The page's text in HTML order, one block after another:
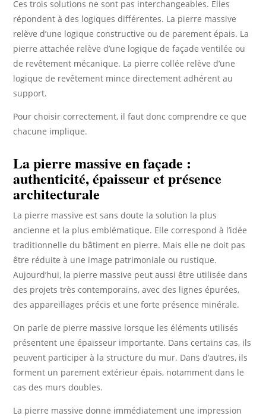
Ces trois solutions ne sont pas interchangeables. Elles
répondent à des logiques différentes. La pierre massive
relève d’une logique constructive ou de parement épais. La
pierre attachée relève d’une logique de façade ventilée ou
de revêtement mécanique. La pierre collée relève d’une
logique de revêtement mince directement adhérent au
support.
Pour choisir correctement, il faut donc comprendre ce que
chacune implique.
La pierre massive en façade :
authenticité, épaisseur et présence
architecturale
La pierre massive est sans doute la solution la plus
ancienne et la plus emblématique. Elle correspond à l’idée
traditionnelle du bâtiment en pierre. Mais elle ne doit pas
être réduite à une image patrimoniale ou rustique.
Aujourd’hui, la pierre massive peut aussi être utilisée dans
des projets très contemporains, avec des lignes épurées,
des appareillages précis et une forte présence minérale.
On parle de pierre massive lorsque les éléments utilisés
présentent une épaisseur importante. Dans certains cas, ils
peuvent participer à la structure du mur. Dans d’autres, ils
forment un parement extérieur épais, notamment dans le
cas des murs doubles.
La pierre massive donne immédiatement une impression